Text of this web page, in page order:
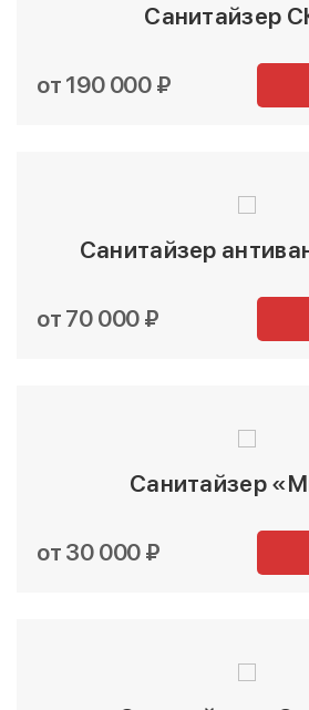
Санитайзер
от 190 000 ₽
Санитайзер
от 70 000 ₽
Санитайзер
от 30 000 ₽